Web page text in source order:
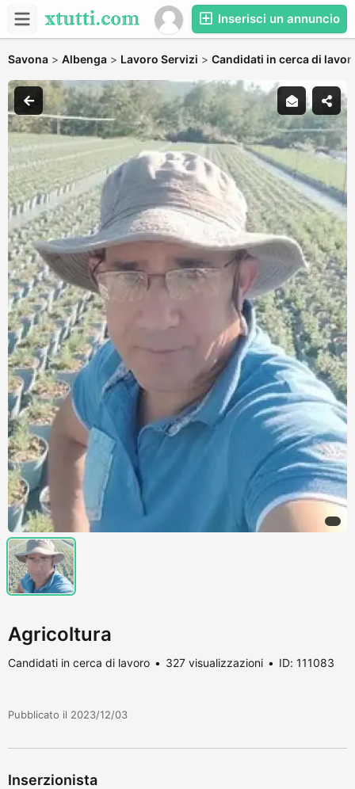
Inserisci un annuncio
Savona > Albenga > Lavoro Servizi > Candidati in cerca di
Agricoltura
Candidati in cerca di lavoro 327 visualizzazioni ID: 111083
Pubblicato il 2023/12/03
Inserzionista